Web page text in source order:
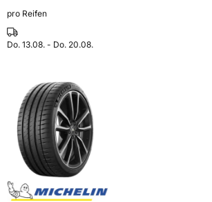
pro Reifen
Do. 13.08. - Do. 20.08.